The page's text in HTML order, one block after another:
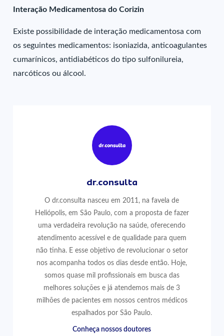
Interação Medicamentosa do Corizin
Existe possibilidade de interação medicamentosa com
os seguintes medicamentos: isoniazida, anticoagulantes
cumarínicos, antidiabéticos do tipo sulfonilureia,
narcóticos ou álcool.
dr.consulta
O dr.consulta nasceu em 2011, na favela de
Heliópolis, em São Paulo, com a proposta de fazer
uma verdadeira revolução na saúde, oferecendo
atendimento acessível e de qualidade para quem
não tinha. E esse objetivo de revolucionar o setor
nos acompanha todos os dias desde então. Hoje,
somos quase mil profissionais em busca das
melhores soluções e já atendemos mais de 3
milhões de pacientes em nossos centros médicos
espalhados por São Paulo.
Conheça nossos doutores